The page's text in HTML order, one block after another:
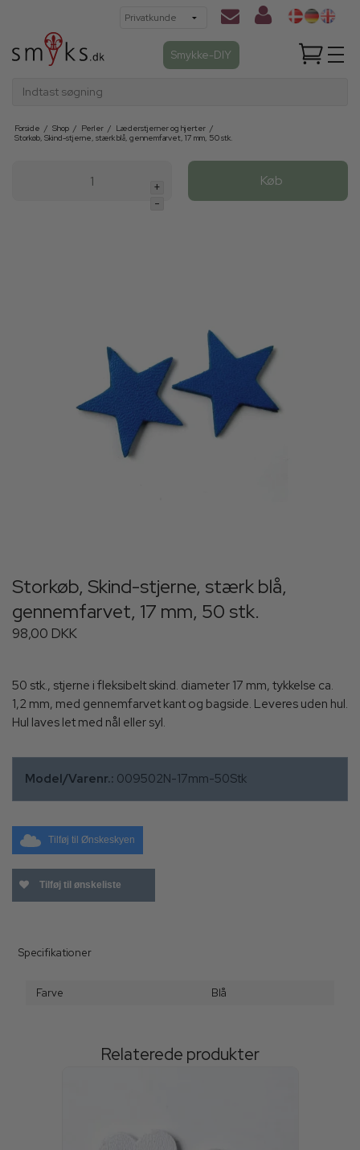
Smykke-DIY
Indtast søgning
Forside / Shop / Perler / Læderstjerner og hjerter /
Storkøb, Skind-stjerne, stærk blå, gennemfarvet, 17 mm, 50 stk.
+
-
Køb
Storkøb, Skind-stjerne, stærk blå,
gennemfarvet, 17 mm, 50 stk.
98,00 DKK
50 stk., stjerne i fleksibelt skind. diameter 17 mm, tykkelse ca.
1,2 mm, med gennemfarvet kant og bagside. Leveres uden hul.
Hul laves let med nål eller syl.
Model/Varenr.: 009502N-17mm-50Stk
Tilføj til Ønskeskyen
Tilføj til ønskeliste
Specifikationer
Farve Blå
Relaterede produkter